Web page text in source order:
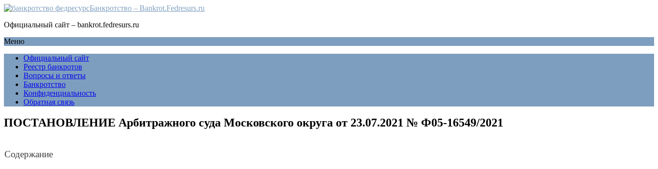
Банкротство – Bankrot.Fedresurs.ru
Официальный сайт – bankrot.fedresurs.ru
Меню
Официальный сайт
Реестр банкротов
Вопросы и ответы
Банкротство
Конфиденциальность
Обратная связь
ПОСТАНОВЛЕНИЕ Арбитражного суда Московского округа от 23.07.2021 № Ф05-16549/2021
Содержание